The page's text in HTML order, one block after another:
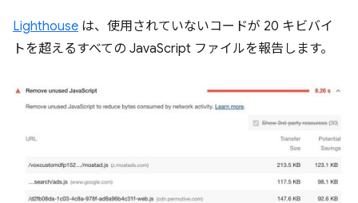
Lighthouse は、使用されていないコードが 20 キビバイ
トを超えるすべての JavaScript ファイルを報告します。